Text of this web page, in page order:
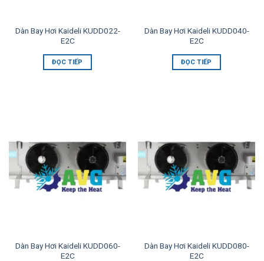
Dàn Bay Hơi Kaideli KUDD022-
E2C
ĐỌC TIẾP
Dàn Bay Hơi Kaideli KUDD040-
E2C
ĐỌC TIẾP
Dàn Bay Hơi Kaideli KUDD060-
E2C
Dàn Bay Hơi Kaideli KUDD080-
E2C